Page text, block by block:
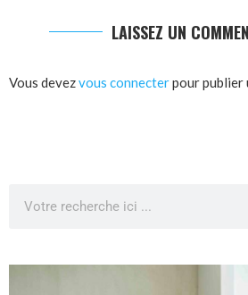
LAISSEZ UN
Vous devezvous connecterpour publier